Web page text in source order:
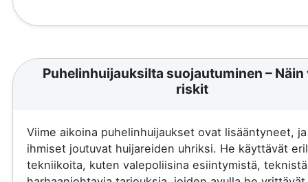
Puhelinhuijauksilta suojautuminen – Näin
riskit
Viime aikoina puhelinhuijaukset ovat lisääntyneet,
ihmiset joutuvat huijareiden uhriksi. He käyttävät
tekniikoita, kuten valepoliisina esiintymistä,